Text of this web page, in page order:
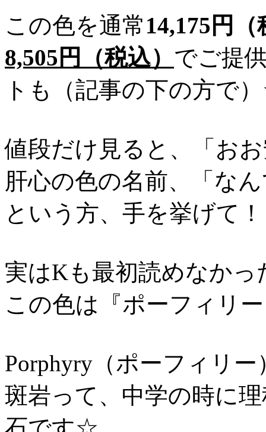
この色を通常14,175円（
8,505円（税込） でご提
トも（記事の下の方で
値段だけ見ると、「お
肝心の色の名前、「な
という方、手を挙げて
実はKも最初読めなかっ
この色は『ポーフィリ
Porphyry（ポーフィリ
斑岩って、中学の時に